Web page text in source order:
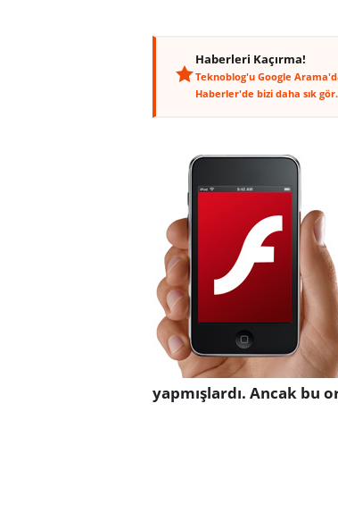
Haberleri Kaçırma!
Teknoblog'u Google
Haberler'de bizi daha sık gör.
yapmışlardı. Ancak bu